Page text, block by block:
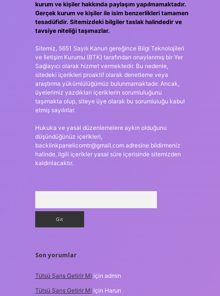
kurum ve kişiler hakkında paylaşım yapılmamaktadır.
Gerçek kurum ve kişiler ile isim benzerlikleri tamamen
tesadüfidir. Sitemizdeki bilgiler taslak halindedir ve
tavsiye niteliği taşımazlar.
Sitemiz, 5651 Sayılı Kanun gereğince Bilgi Teknolojileri
ve İletişim Kurumu (BTK) tarafından onaylanmış bir Yer
Sağlayıcı olarak hizmet vermektedir. Bu nedenle,
sitedeki içerikleri proaktif olarak denetleme veya
araştırma yükümlülüğümüz bulunmamaktadır. Ancak,
üyelerimiz yazdıkları içeriklerin sorumluluğunu
taşımakta olup, siteye üye olarak bu sorumluluğu kabul
etmiş sayılırlar.
Hukuka ve yasal düzenlemelere aykırı olduğunu
düşündüğünüz içerikleri,
backlinkpanelicomtr@gmail.comadresine bildirmeniz
halinde, ilgili içerikler yasal süre içerisinde sitemizden
kaldırılacaktır.
Son yorumlar
Tütsü Şans Getirir Mi için admin
Tütsü Şans Getirir Mi için Harun